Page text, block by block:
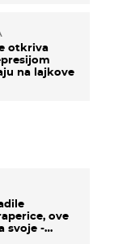
otkriva
na lajkove
ove
svoje -